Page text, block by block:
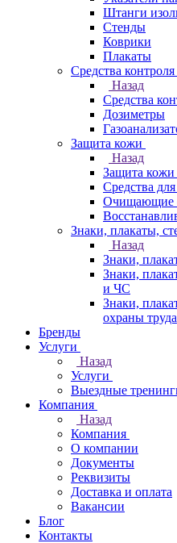
Штанги
Стенды
Коврики
Плакаты
Средства контроля
Назад
Средства
Дозиметры
Защита кожи
Назад
Защита кожи
Средства
Очищающие
Знаки, плакаты,
Назад
Знаки,
Знаки,
и ЧС
Знаки,
охраны труда
Бренды
Услуги
Назад
Услуги
Выездные
Компания
Назад
Компания
О компании
Документы
Реквизиты
Доставка и оплата
Вакансии
Блог
Контакты